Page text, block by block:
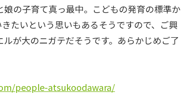
の子育て真っ最中。こどもの発育の標準か
たいという思いもあるそうですので、ご興
が大のニガテだそうです。あらかじめご了
people-atsukoodawara/